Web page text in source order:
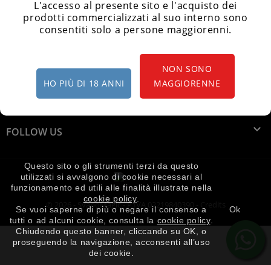
L'accesso al presente sito e l'acquisto dei
prodotti commercializzati al suo interno sono
consentiti solo a persone maggiorenni.
HO PIÙ DI 18 ANNI
NON SONO
MAGGIORENNE
PRODOTTI
FOLLOW US 
Questo sito o gli strumenti terzi da questo
utilizzati si avvalgono di cookie necessari al
funzionamento ed utili alle finalità illustrate nella
cookie policy.
Se vuoi saperne di più o negare il consenso a
tutti o ad alcuni cookie, consulta la cookie policy.
Chiudendo questo banner, cliccando su OK, o
proseguendo la navigazione, acconsenti all’uso
dei cookie.
Ok
© 2026 - SvapoMagic - P.IVA 02219840390 -